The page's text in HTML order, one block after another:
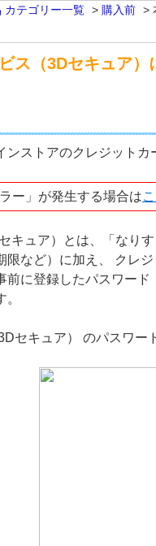
カテゴリー一覧 > 購入前 >
ス（3Dセキュア）
ンストアのクレジット
ー」が発生する場合は
キュア）とは、「なり
限など）に加え、 クレ
前に登録したパスワー
セキュア） のパスワー